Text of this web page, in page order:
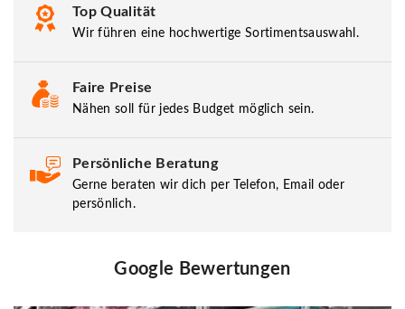
Top Qualität
Wir führen eine hochwertige Sortimentsauswahl.
Faire Preise
Nähen soll für jedes Budget möglich sein.
Persönliche Beratung
Gerne beraten wir dich per Telefon, Email oder
persönlich.
Google Bewertungen